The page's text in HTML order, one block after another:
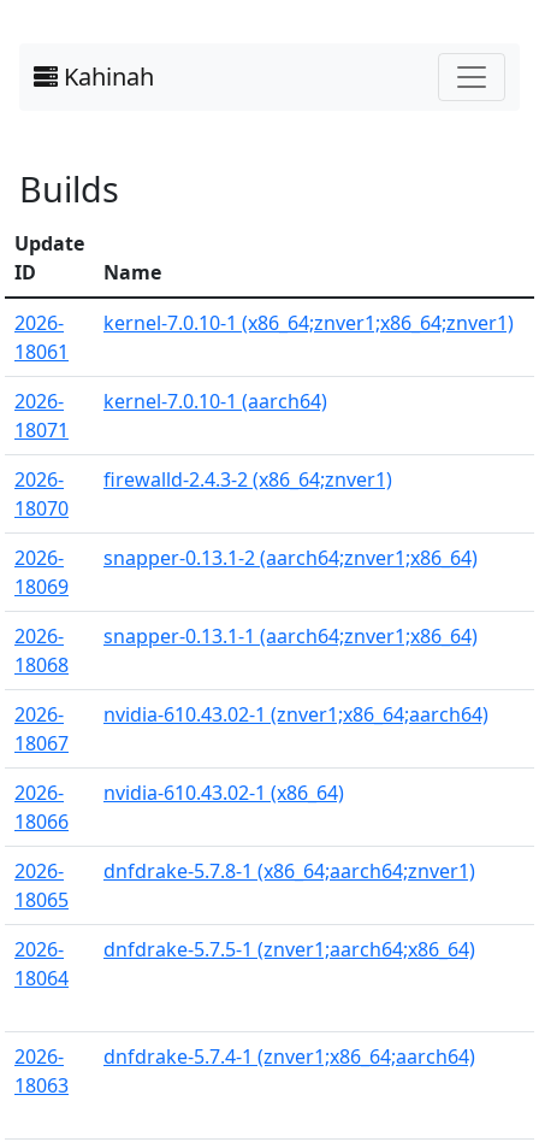
Kahinah
Builds
Update
ID
Name
2026-
18061
kernel-7.0.10-1 (x86_64;znver1;x86_64;znver1)
2026-
18071
kernel-7.0.10-1 (aarch64)
2026-
18070
firewalld-2.4.3-2 (x86_64;znver1)
2026-
18069
snapper-0.13.1-2 (aarch64;znver1;x86_64)
2026-
18068
snapper-0.13.1-1 (aarch64;znver1;x86_64)
2026-
18067
nvidia-610.43.02-1 (znver1;x86_64;aarch64)
2026-
18066
nvidia-610.43.02-1 (x86_64)
2026-
18065
dnfdrake-5.7.8-1 (x86_64;aarch64;znver1)
2026-
18064
dnfdrake-5.7.5-1 (znver1;aarch64;x86_64)
2026-
18063
dnfdrake-5.7.4-1 (znver1;x86_64;aarch64)